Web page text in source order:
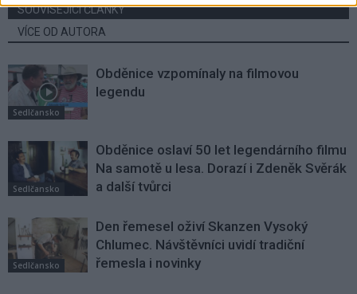
SOUVISEJÍCÍ ČLÁNKY
VÍCE OD AUTORA
Sedlčansko
Obděnice vzpomínaly na filmovou
legendu
Sedlčansko
Obděnice oslaví 50 let legendárního filmu
Na samotě u lesa. Dorazí i Zdeněk Svěrák
a další tvůrci
Sedlčansko
Den řemesel oživí Skanzen Vysoký
Chlumec. Návštěvníci uvidí tradiční
řemesla i novinky